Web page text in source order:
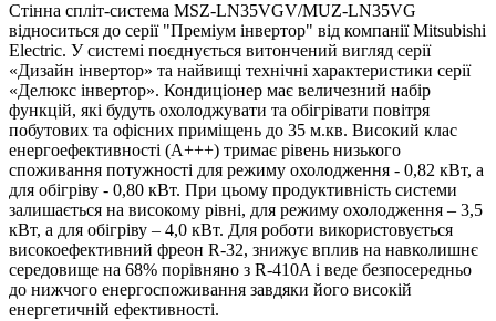
Стінна спліт-система MSZ-LN35VGV/MUZ-LN35VG
відноситься до серії "Преміум інвертор" від компанії Mitsubishi
Electric. У системі поєднується витончений вигляд серії
«Дизайн інвертор» та найвищі технічні характеристики серії
«Делюкс інвертор». Кондиціонер має величезний набір
функцій, які будуть охолоджувати та обігрівати повітря
побутових та офісних приміщень до 35 м.кв. Високий клас
енергоефективності (А+++) тримає рівень низького
споживання потужності для режиму охолодження - 0,82 кВт, а
для обігріву - 0,80 кВт. При цьому продуктивність системи
залишається на високому рівні, для режиму охолодження – 3,5
кВт, а для обігріву – 4,0 кВт. Для роботи використовується
високоефективний фреон R-32, знижує вплив на навколишнє
середовище на 68% порівняно з R-410A і веде безпосередньо
до нижчого енергоспоживання завдяки його високій
енергетичній ефективності.